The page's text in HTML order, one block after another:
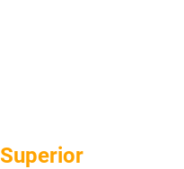
Superior